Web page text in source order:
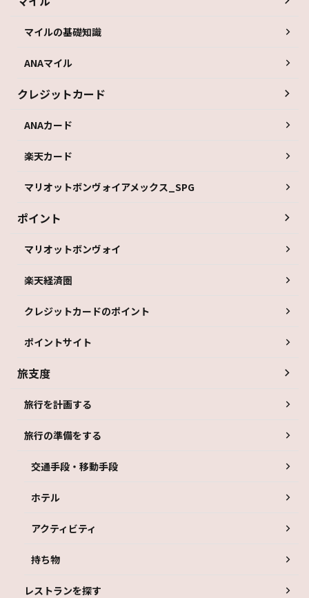
マイルの基礎知識
ANAマイル
クレジットカード
ANAカード
楽天カード
マリオットボンヴォイアメックス_SPG
ポイント
マリオットボンヴォイ
楽天経済圏
クレジットカードのポイント
ポイントサイト
旅支度
旅行を計画する
旅行の準備をする
交通手段・移動手段
ホテル
アクティビティ
持ち物
レストランを探す